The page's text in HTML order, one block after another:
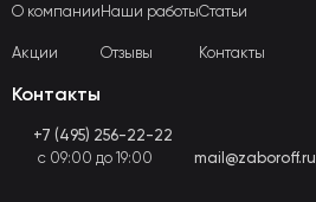
О компании
Акции
Наши работы
Отзывы
Статьи
Контакты
Контакты
+7 (495) 256-22-22
с 09:00 до 19:00
mail@zaboroff.ru